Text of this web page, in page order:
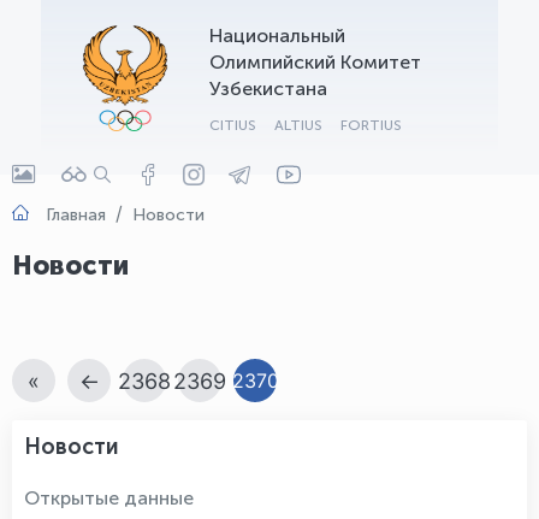
Национальный
Олимпийский Комитет
Узбекистана
CITIUS ALTIUS FORTIUS
Главная Новости
Новости
« ← 23682369 2370
Новости
Открытые данные
OLYMPCHIK AI - yordamchi
Онлайн · olympic.uz